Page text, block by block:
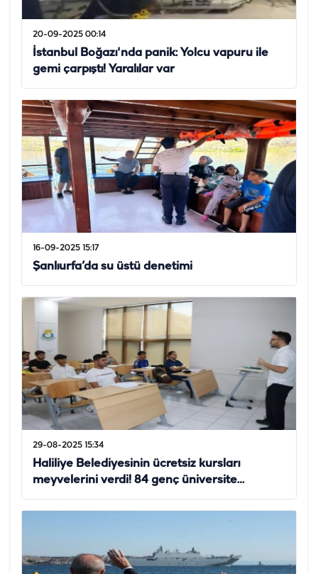
20-09-2025 00:14
İstanbul Boğazı'nda panik: Yolcu vapuru ile
gemi çarpıştı! Yaralılar var
16-09-2025 15:17
Şanlıurfa’da su üstü denetimi
29-08-2025 15:34
Haliliye Belediyesinin ücretsiz kursları
meyvelerini verdi! 84 genç üniversite…